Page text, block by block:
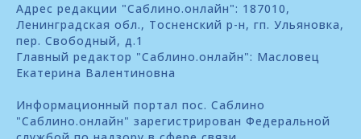
Адрес редакции "Саблино.онлайн": 187010,
Ленинградская обл., Тосненский р-н, гп. Ульяновка,
пер. Свободный, д.1
Главный редактор "Саблино.онлайн": Масловец
Екатерина Валентиновна
Информационный портал пос. Саблино
"Саблино.онлайн" зарегистрирован Федеральной